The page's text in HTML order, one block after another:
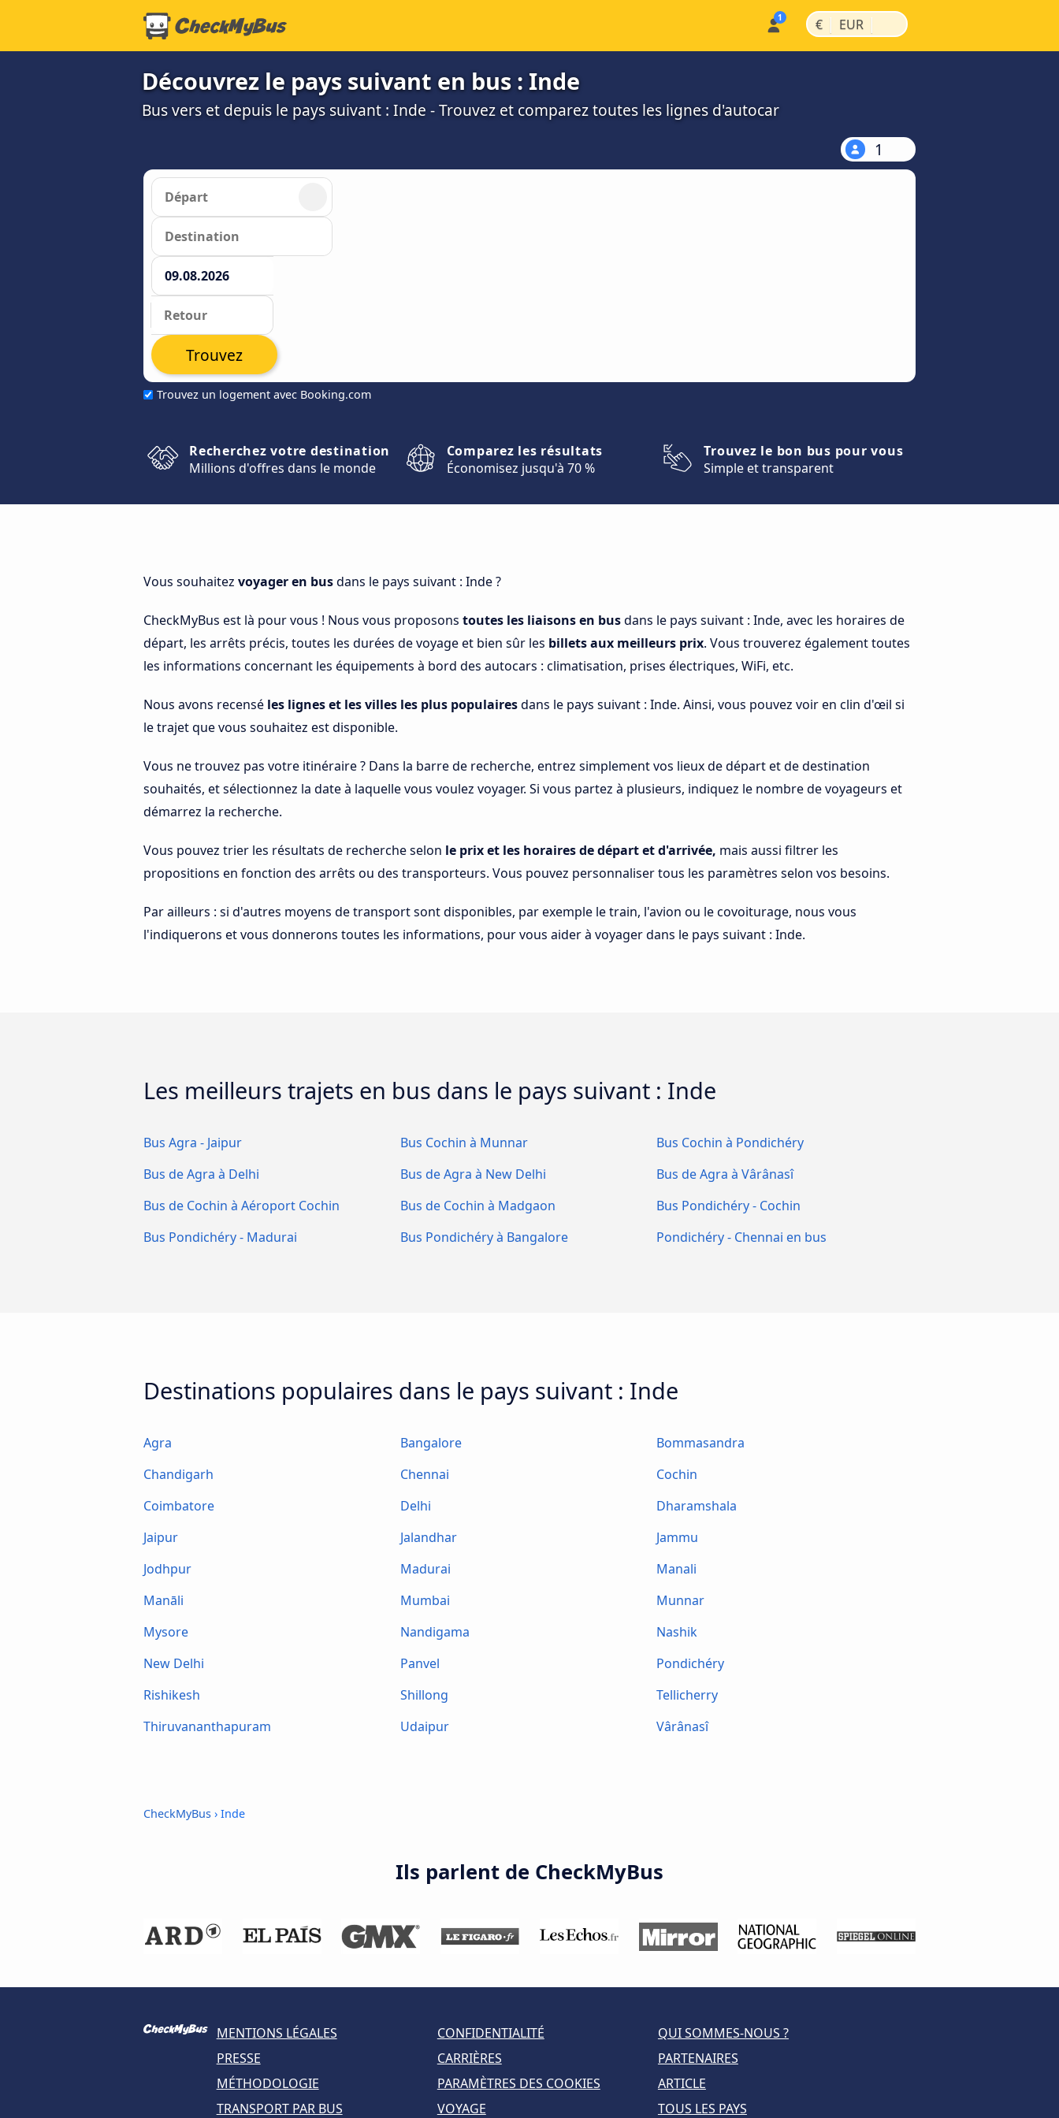
€ | EUR |
Découvrez le pays suivant en bus : Inde
Bus vers et depuis le pays suivant : Inde - Trouvez et comparez toutes les lignes d'autocar
1
Trouvez un logement avec Booking.com
Trouvez
Recherchez votre destination
Millions d'offres dans le monde
Comparez les résultats
Économisez jusqu'à 70 %
Trouvez le bon bus pour vous
Simple et transparent
Vous souhaitez voyager en busdans le pays suivant : Inde ?
CheckMyBus est là pour vous ! Nous vous proposons toutes les liaisons en busdans le pays suivant : Inde, avec les horaires de
départ, les arrêts précis, toutes les durées de voyage et bien sûr les billets aux meilleurs prix. Vous trouverez également toutes
les informations concernant les équipements à bord des autocars : climatisation, prises électriques, WiFi, etc.
Nous avons recensé les lignes et les villes les plus populairesdans le pays suivant : Inde. Ainsi, vous pouvez voir en clin d'œil si
le trajet que vous souhaitez est disponible.
Vous ne trouvez pas votre itinéraire ? Dans la barre de recherche, entrez simplement vos lieux de départ et de destination
souhaités, et sélectionnez la date à laquelle vous voulez voyager. Si vous partez à plusieurs, indiquez le nombre de voyageurs et
démarrez la recherche.
Vous pouvez trier les résultats de recherche selon le prix et les horaires de départ et d'arrivée, mais aussi filtrer les
propositions en fonction des arrêts ou des transporteurs. Vous pouvez personnaliser tous les paramètres selon vos besoins.
Par ailleurs : si d'autres moyens de transport sont disponibles, par exemple le train, l'avion ou le covoiturage, nous vous
l'indiquerons et vous donnerons toutes les informations, pour vous aider à voyager dans le pays suivant : Inde.
Les meilleurs trajets en bus dans le pays suivant : Inde
Bus Agra - Jaipur Bus Cochin à Munnar
Bus Cochin à Pondichéry
Bus de Agra à Delhi
Bus de Agra à New Delhi
Bus de Agra à Vârânasî
Bus de Cochin à Aéroport Cochin
Bus de Cochin à Madgaon
Bus Pondichéry - Cochin
Bus Pondichéry - Madurai
Bus Pondichéry à Bangalore Pondichéry - Chennai en bus
Destinations populaires dans le pays suivant : Inde
Agra Bangalore
Bommasandra
Chandigarh
Chennai
Cochin
Coimbatore
Delhi
Dharamshala
Jaipur
Jalandhar
Jammu
Jodhpur
Madurai
Manali
Manāli
Mumbai
Munnar
Mysore
Nandigama
Nashik
New Delhi
Panvel
Pondichéry
Rishikesh
Shillong
Tellicherry
Thiruvananthapuram
Udaipur Vârânasî
CheckMyBus › Inde
Ils parlent de CheckMyBus
MENTIONS LÉGALES CONFIDENTIALITÉ
QUI SOMMES-NOUS ?
PRESSE
CARRIÈRES
PARTENAIRES
MÉTHODOLOGIE
PARAMÈTRES DES COOKIES
ARTICLE
TRANSPORT PAR BUS
VOYAGE TOUS LES PAYS